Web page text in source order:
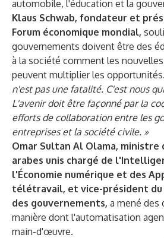
automobile, l'éducation et la
Klaus Schwab, fondateur et
Forum économique mondial,
gouvernements doivent être des
à la société comment les
peuvent multiplier les
n'est pas une fatalité. C'est nous
L'avenir doit être façonné par la
efforts de collaboration entre les
entreprises et la société civile. »
Omar Sultan Al Olama, ministre
arabes unis chargé de
l'Économie numérique et des
télétravail, et vice-président du
des gouvernements, a mené des
manière dont l'automatisation
main-d'œuvre.